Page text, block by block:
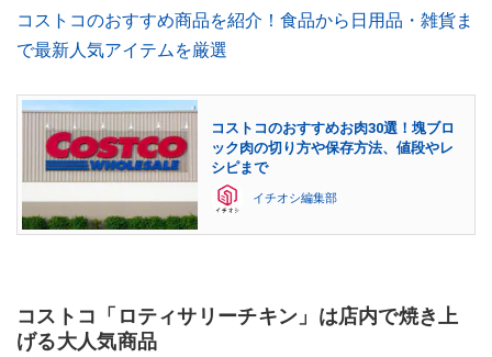
コストコのおすすめ商品を紹介！食品から日用品・雑貨ま
で最新人気アイテムを厳選
コストコのおすすめお肉30選！塊ブロ
ック肉の切り方や保存方法、値段やレ
シピまで
イチオシ編集部
コストコ「ロティサリーチキン」は店内で焼き上
げる大人気商品